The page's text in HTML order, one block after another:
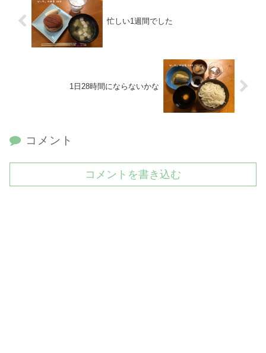
忙しい1週間でした
1日28時間にならないかな
コメント
コメントを書き込む